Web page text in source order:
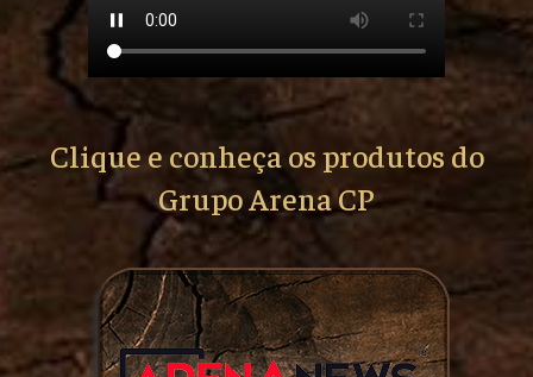
Clique e conheça os produtos do
Grupo Arena CP